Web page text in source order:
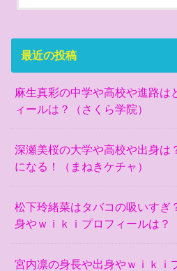
最近の投稿
麻生真彩の中学や高校や進路は
ィールは？（さくら学院）
深瀬美桜の大学や高校や出身は
になる！（まねきケチャ）
松下玲緒菜はタバコの吸いすぎ
身やｗｉｋｉプロフィールは？
宮内凛の身長や出身やｗｉｋｉ